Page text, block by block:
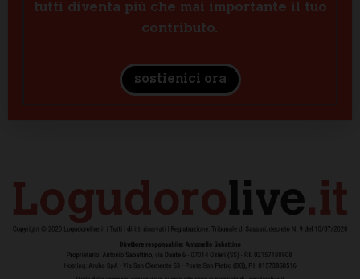
tutti diventa più che mai importante il tuo
contributo.
sostienici ora